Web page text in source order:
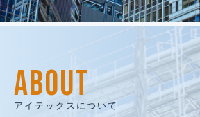
建物再生で
技術と品質で人と地域の未来を守る
「建物再生のプロフェッショナル」とし
社会に必要とされ続ける企業を目指し
ABOUT
アイテックスについて